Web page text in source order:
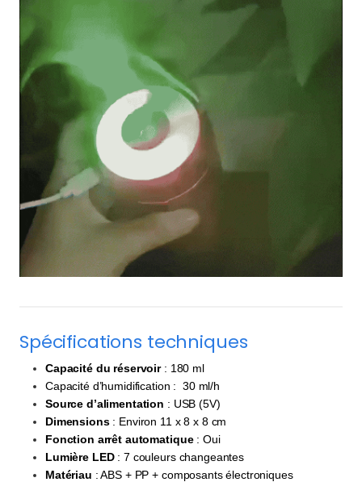
Spécifications techniques
Capacité du réservoir: 180 ml
Capacité d’humidification : 30 ml/h
Source d’alimentation : USB (5V)
Dimensions: Environ 11 x 8 x 8 cm
Fonction arrêt automatique: Oui
Lumière LED: 7 couleurs changeantes
Matériau : ABS + PP + composants électroniques